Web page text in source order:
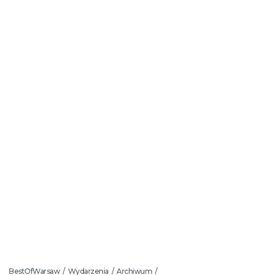
BestOfWarsaw / Wydarzenia / Archiwum /